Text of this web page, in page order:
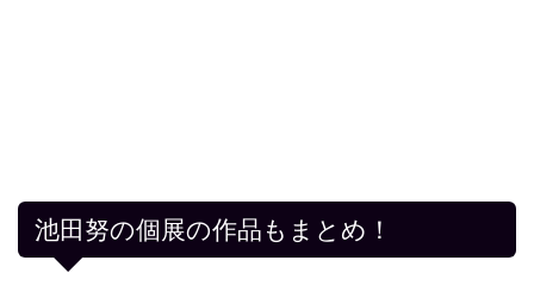
池田努の個展の作品もまとめ！